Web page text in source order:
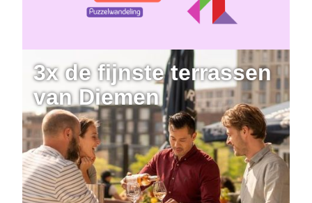
3x de fijnste terrassen
van Diemen